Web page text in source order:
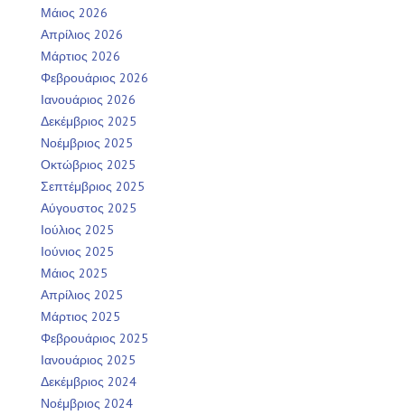
Μάιος 2026
Απρίλιος 2026
Μάρτιος 2026
Φεβρουάριος 2026
Ιανουάριος 2026
Δεκέμβριος 2025
Νοέμβριος 2025
Οκτώβριος 2025
Σεπτέμβριος 2025
Αύγουστος 2025
Ιούλιος 2025
Ιούνιος 2025
Μάιος 2025
Απρίλιος 2025
Μάρτιος 2025
Φεβρουάριος 2025
Ιανουάριος 2025
Δεκέμβριος 2024
Νοέμβριος 2024